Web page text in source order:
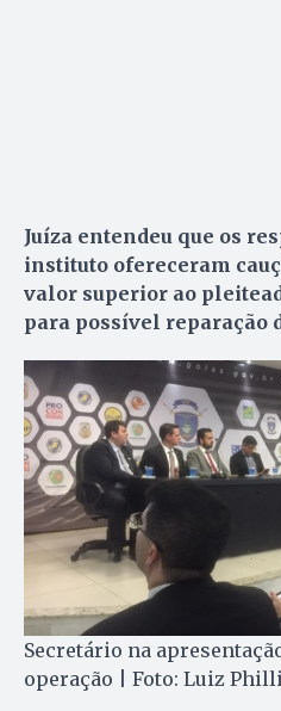
Juíza entendeu que os
instituto ofereceram
valor superior ao
para possível reparação
Secretário na
operação | Foto: Luiz